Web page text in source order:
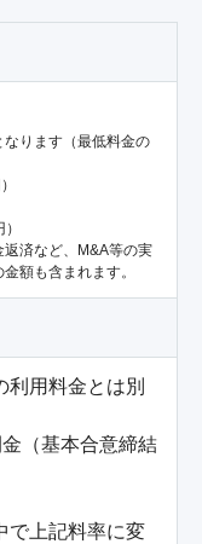
ります（最低料金の
返済など、M&A等の実
額も含まれます。
利用料金とは別
（基本合意締結
で上記料率に変